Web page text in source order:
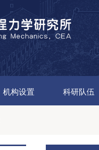
机构设置 科研队伍